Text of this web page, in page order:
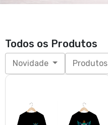
Todos os Produtos
Novidade Produtos